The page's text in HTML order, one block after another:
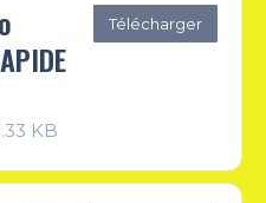
KB
Télécharger